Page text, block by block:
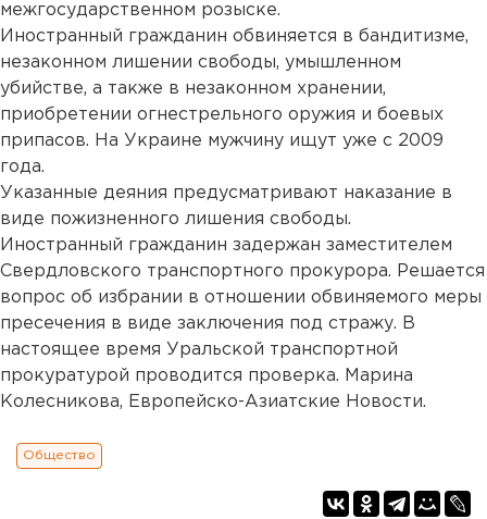
межгосударственном розыске.
Иностранный гражданин обвиняется в бандитизме,
незаконном лишении свободы, умышленном
убийстве, а также в незаконном хранении,
приобретении огнестрельного оружия и боевых
припасов. На Украине мужчину ищут уже с 2009
года.
Указанные деяния предусматривают наказание в
виде пожизненного лишения свободы.
Иностранный гражданин задержан заместителем
Свердловского транспортного прокурора. Решается
вопрос об избрании в отношении обвиняемого меры
пресечения в виде заключения под стражу. В
настоящее время Уральской транспортной
прокуратурой проводится проверка. Марина
Колесникова, Европейско-Азиатские Новости.
Общество